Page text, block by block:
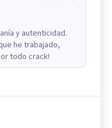
y autenticidad.
he trabajado,
todo crack!